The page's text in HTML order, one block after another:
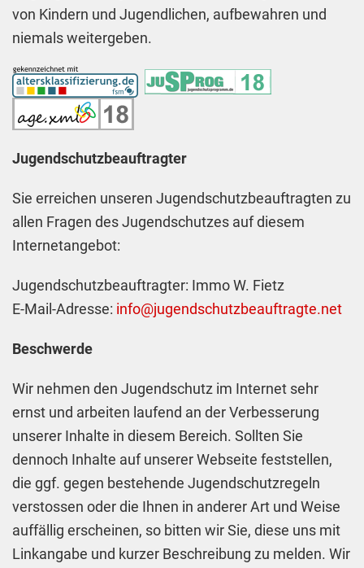
von Kindern und Jugendlichen, aufbewahren und
niemals weitergeben.
Jugendschutzbeauftragter
Sie erreichen unseren Jugendschutzbeauftragten zu
allen Fragen des Jugendschutzes auf diesem
Internetangebot:
Jugendschutzbeauftragter: Immo W. Fietz
E-Mail-Adresse: info@jugendschutzbeauftragte.net
Beschwerde
Wir nehmen den Jugendschutz im Internet sehr
ernst und arbeiten laufend an der Verbesserung
unserer Inhalte in diesem Bereich. Sollten Sie
dennoch Inhalte auf unserer Webseite feststellen,
die ggf. gegen bestehende Jugendschutzregeln
verstossen oder die Ihnen in anderer Art und Weise
auffällig erscheinen, so bitten wir Sie, diese uns mit
Linkangabe und kurzer Beschreibung zu melden. Wir